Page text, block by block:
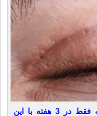
کاهش چشمگیر جای زخم و بخیه فقط در 3 هفته با این